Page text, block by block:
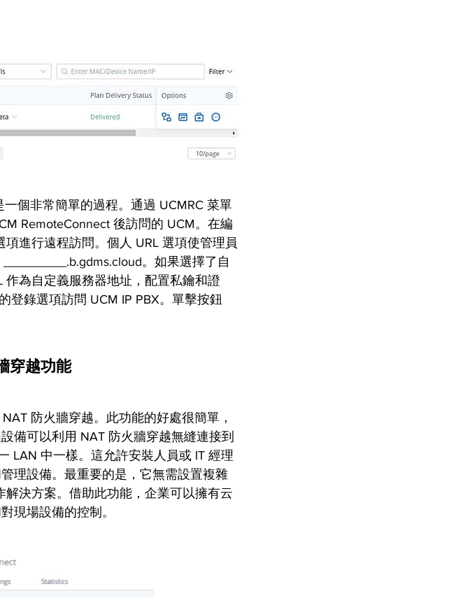
個非常簡單的過程。通過 UCMRC 菜單
RemoteConnect 後訪問的 UCM。在編
進行遠程訪問。個人 URL 選項使管理員
。如果選擇了自
為自定義服務器地址，配置私鑰和證
登錄選項訪問 UCM IP PBX。單擊按鈕
穿越功能
防火牆穿越。此功能的好處很簡單，​​
備可以利用 NAT 防火牆穿越無縫連接到
LAN 中一樣。這允許安裝人員或 IT 經理
理設備。最重要的是，它無需設置複雜
決方案。借助此功能，企業可以擁有云
現場設備的控制。